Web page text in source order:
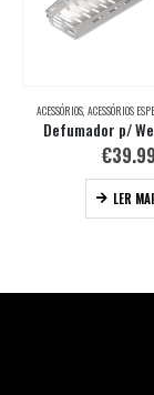
ACESSÓRIOS ACESSÓRIOS
Defumador p/
€39.99
LER